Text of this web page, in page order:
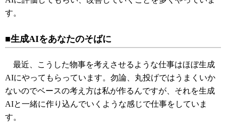
す。
■生成AIをあなたのそばに
最近、こうした物事を考えさせるような仕事はほぼ生成
AIにやってもらっています。勿論、丸投げではうまくいか
ないのでベースの考え方は私が作るんですが、それを生成
AIと一緒に作り込んでいくような感じで仕事をしていま
す。